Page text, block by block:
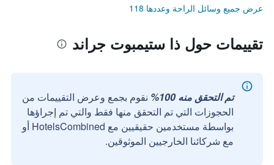
عرض جميع وسائل الراحة وعددها 118
تقييمات حول ذا ستيمبوت جراند
تم التحقق منه 100%
نقوم بجمع وعرض التقييمات من
الحجوزات التي تم التحقق منها فقط والتي تم إجراؤها
بواسطة مستخدمين حقيقيين مع HotelsCombined أو
مع شركائنا الخارجيين الموثوقين.